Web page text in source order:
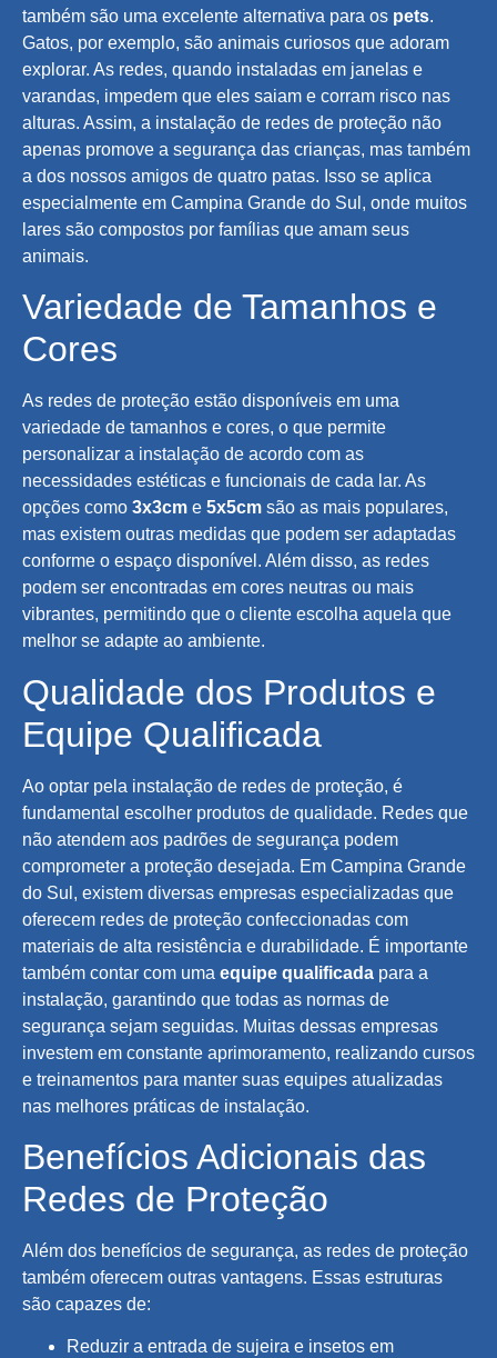
também são uma excelente alternativa para os pets.
Gatos, por exemplo, são animais curiosos que adoram
explorar. As redes, quando instaladas em janelas e
varandas, impedem que eles saiam e corram risco nas
alturas. Assim, a instalação de redes de proteção não
apenas promove a segurança das crianças, mas também
a dos nossos amigos de quatro patas. Isso se aplica
especialmente em Campina Grande do Sul, onde muitos
lares são compostos por famílias que amam seus
animais.
Variedade de Tamanhos e
Cores
As redes de proteção estão disponíveis em uma
variedade de tamanhos e cores, o que permite
personalizar a instalação de acordo com as
necessidades estéticas e funcionais de cada lar. As
opções como 3x3cm e 5x5cm são as mais populares,
mas existem outras medidas que podem ser adaptadas
conforme o espaço disponível. Além disso, as redes
podem ser encontradas em cores neutras ou mais
vibrantes, permitindo que o cliente escolha aquela que
melhor se adapte ao ambiente.
Qualidade dos Produtos e
Equipe Qualificada
Ao optar pela instalação de redes de proteção, é
fundamental escolher produtos de qualidade. Redes que
não atendem aos padrões de segurança podem
comprometer a proteção desejada. Em Campina Grande
do Sul, existem diversas empresas especializadas que
oferecem redes de proteção confeccionadas com
materiais de alta resistência e durabilidade. É importante
também contar com uma equipe qualificada para a
instalação, garantindo que todas as normas de
segurança sejam seguidas. Muitas dessas empresas
investem em constante aprimoramento, realizando cursos
e treinamentos para manter suas equipes atualizadas
nas melhores práticas de instalação.
Benefícios Adicionais das
Redes de Proteção
Além dos benefícios de segurança, as redes de proteção
também oferecem outras vantagens. Essas estruturas
são capazes de:
Reduzir a entrada de sujeira e insetos em